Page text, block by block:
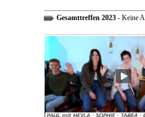
Gesamttreffen 2023- Keine